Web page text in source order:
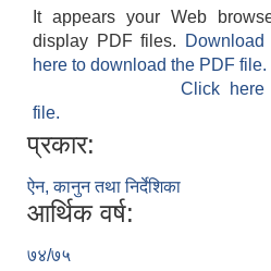
It appears your Web
display PDF files.
here to download the PDF file.
Click
file.
प्रकार:
ऐन, कानुन तथा निर्देशिका
आर्थिक वर्ष:
७४/७५